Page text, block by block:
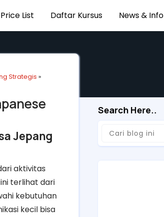
Price List Daftar Kursus News & Info
Strategis »
Jepang
aktivitas
terlihat dari
kebutuhan
kecil bisa
Search Here..